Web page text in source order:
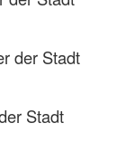
der Stadt
Stadt